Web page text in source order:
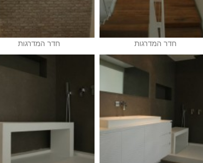
חדר המדרגות חדר המדרגות